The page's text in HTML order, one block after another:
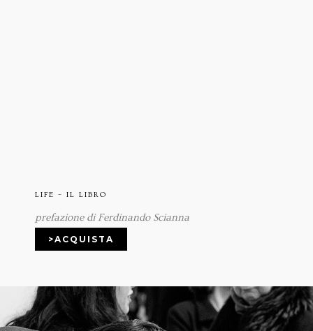
LIFE – IL LIBRO
prefazione di Ferdinando Scianna
>ACQUISTA